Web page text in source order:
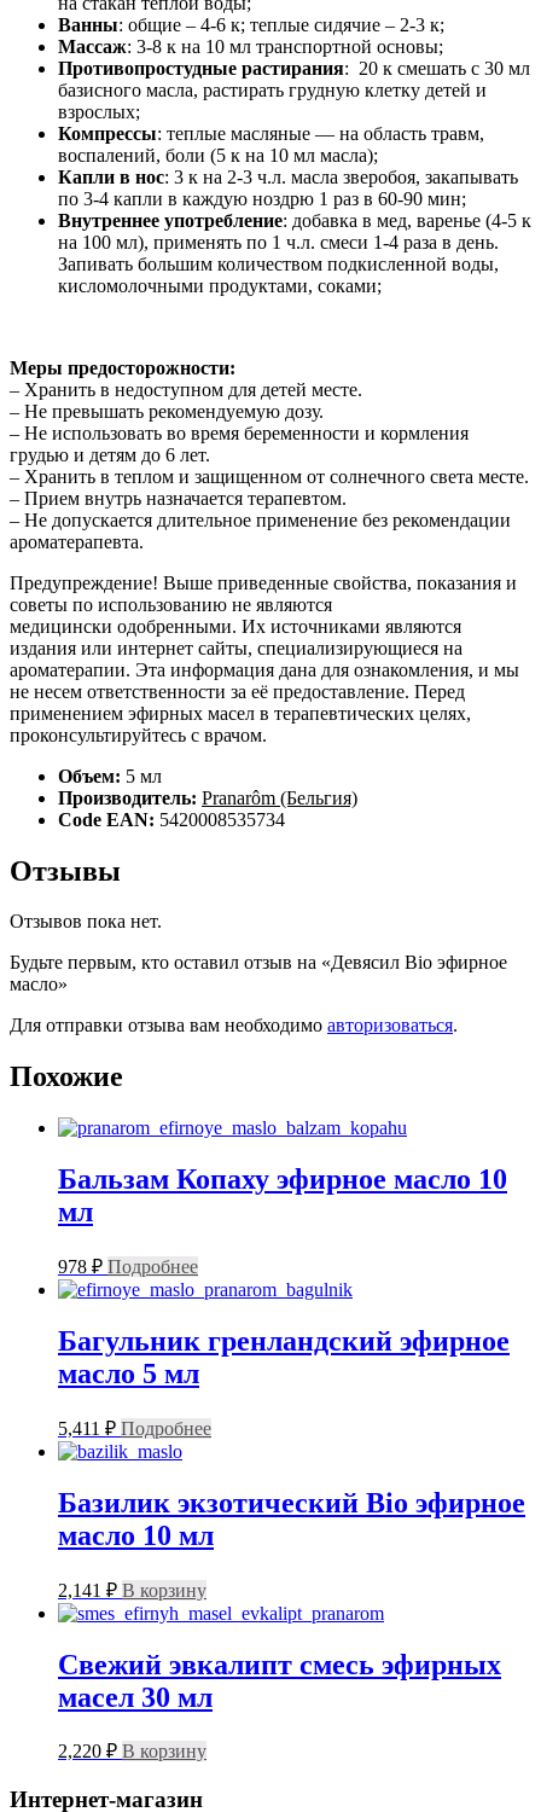
Ванны: общие – 4-6 к; теплые сидячие – 2-3 к;
Массаж: 3-8 к на 10 мл транспортной основы;
Противопростудные растирания: 20 к смешать с 30 мл
базисного масла, растирать грудную клетку детей и
взрослых;
Компрессы: теплые масляные — на область травм,
воспалений, боли (5 к на 10 мл масла);
Капли в нос: 3 к на 2-3 ч.л. масла зверобоя, закапывать
по 3-4 капли в каждую ноздрю 1 раз в 60-90 мин;
Внутреннее употребление: добавка в мед, варенье (4-5 к
на 100 мл), применять по 1 ч.л. смеси 1-4 раза в день.
Запивать большим количеством подкисленной воды,
кисломолочными продуктами, соками;
Меры предосторожности:
– Хранить в недоступном для детей месте.
– Не превышать рекомендуемую дозу.
– Не использовать во время беременности и кормления
грудью и детям до 6 лет.
– Хранить в теплом и защищенном от солнечного света месте.
– Прием внутрь назначается терапевтом.
– Не допускается длительное применение без рекомендации
ароматерапевта.
Предупреждение! Выше приведенные свойства, показания и
советы по использованию не являются
медицински одобренными. Их источниками являются
издания или интернет сайты, специализирующиеся на
ароматерапии. Эта информация дана для ознакомления, и мы
не несем ответственности за её предоставление. Перед
применением эфирных масел в терапевтических целях,
проконсультируйтесь с врачом.
Объем: 5 мл
Производитель: Pranarôm (Бельгия)
Code EAN: 5420008535734
Отзывы
Отзывов пока нет.
Будьте первым, кто оставил отзыв на «Девясил Bio эфирное
масло»
Для отправки отзыва вам необходимо авторизоваться.
Похожие
Бальзам Копаху эфирное масло 10
мл
978 ₽ Подробнее
Багульник гренландский эфирное
масло 5 мл
5,411 ₽ Подробнее
Базилик экзотический Bio эфирное
масло 10 мл
2,141 ₽ В корзину
Свежий эвкалипт смесь эфирных
масел 30 мл
2,220 ₽ В корзину
Интернет-магазин